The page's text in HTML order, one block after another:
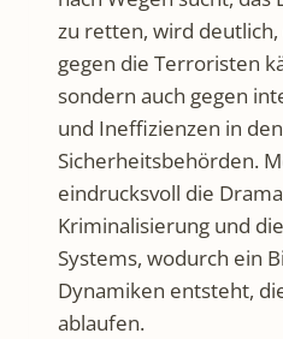
zu retten, wird
gegen die Terroristen
sondern auch gegen
und Ineffizienzen in den
Sicherheitsbehörden.
eindrucksvoll die
Kriminalisierung und
Systems, wodurch ein
Dynamiken entsteht,
ablaufen.